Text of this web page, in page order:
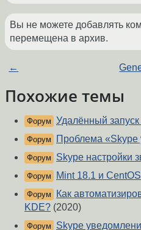
Вы не можете добавлять
перемещена в архив.
←
Похожие темы
Форум Удалённый
Форум Проблема «Skype
Форум Skype настройки
Форум Mint 18.1 и
Форум
Как
KDE? (2020)
Форум Skype